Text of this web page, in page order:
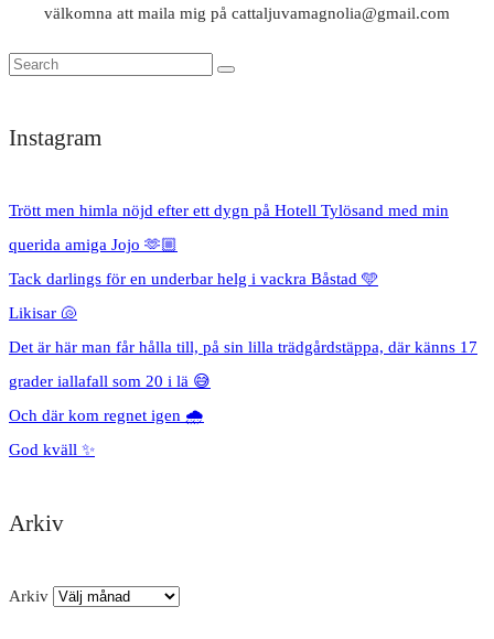
välkomna att maila mig på cattaljuvamagnolia@gmail.com
Instagram
Trött men himla nöjd efter ett dygn på Hotell Tylösand med min
querida amiga Jojo 🫶🏼
Tack darlings för en underbar helg i vackra Båstad 🩵
Likisar 🐚
Det är här man får hålla till, på sin lilla trädgårdstäppa, där känns 17
grader iallafall som 20 i lä 😅
Och där kom regnet igen 🌧️
God kväll ✨
Arkiv
Arkiv